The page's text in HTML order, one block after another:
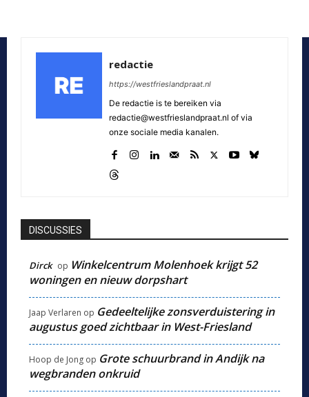
redactie
https://westfrieslandpraat.nl
De redactie is te bereiken via
redactie@westfrieslandpraat.nl of via
onze sociale media kanalen.
DISCUSSIES
Dirck op Winkelcentrum Molenhoek krijgt 52
woningen en nieuw dorpshart
Jaap Verlaren op Gedeeltelijke zonsverduistering in
augustus goed zichtbaar in West-Friesland
Hoop de Jong op Grote schuurbrand in Andijk na
wegbranden onkruid